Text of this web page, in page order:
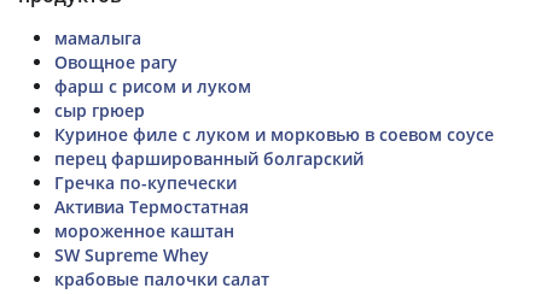
мамалыга
Овощное рагу
фарш с рисом и луком
сыр грюер
Куриное филе с луком и морковью в соевом соусе
перец фаршированный болгарский
Гречка по-купечески
Активиа Термостатная
мороженное каштан
SW Supreme Whey
крабовые палочки салат